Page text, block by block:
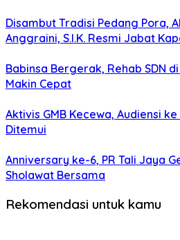
Disambut Tradisi Pedang Pora,
Anggraini, S.I.K. Resmi Jabat
Babinsa Bergerak, Rehab SDN
Makin Cepat
Aktivis GMB Kecewa, Audiensi
Ditemui
Anniversary ke-6, PR Tali Jaya
Sholawat Bersama
Rekomendasi untuk kamu